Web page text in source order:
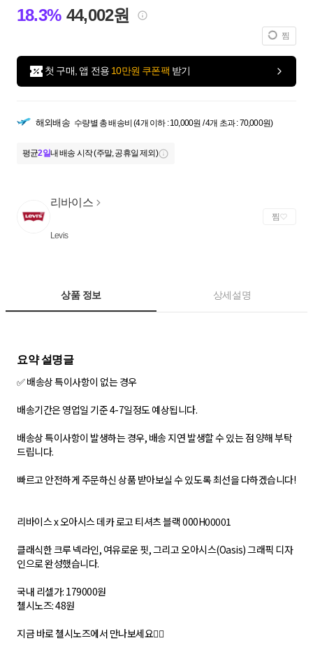
18.3% 44,002원
찜
첫 구매, 앱 전용 10만원 쿠폰팩 받기
해외배송 수량별 총 배송비 (4개 이하 : 10,000원 / 4개 초과 : 70,000원)
평균2일내 배송 시작 (주말, 공휴일 제외)
리바이스
Levis
찜
상품 정보 상세설명
요약 설명글
✅ 배송상 특이사항이 없는 경우
배송기간은 영업일 기준 4-7일정도 예상됩니다.
배송상 특이사항이 발생하는 경우, 배송 지연 발생할 수 있는 점 양해 부탁
드립니다.
빠르고 안전하게 주문하신 상품 받아보실 수 있도록 최선을 다하겠습니다!
리바이스 x 오아시스 데카 로고 티셔츠 블랙 000H00001
클래식한 크루 넥라인, 여유로운 핏, 그리고 오아시스(Oasis) 그래픽 디자
인으로 완성했습니다.
국내 리셀가: 179000원
첼시노즈: 48원
지금 바로 첼시노즈에서 만나보세요💂‍♂️